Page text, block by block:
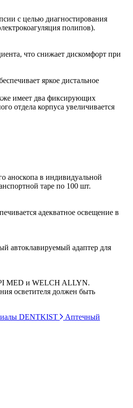
с целью диагностирования
полипов).
что снижает дискомфорт при
яркое дистальное
имеет два фиксирующих
отдела корпуса увеличивается
аноскопа в индивидуальной
таре по 100 шт.
адекватное освещение в
автоклавируемый адаптер для
MED и WELCH ALLYN.
осветителя должен быть
DENTKIST
Аптечный